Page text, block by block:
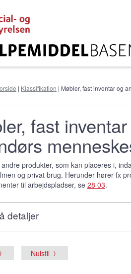
| Klassifikation | Møbler, fast inventar og
fast
produkter, som kan placeres i,
og privat brug. Herunder hører fx
til arbejdspladser, se 28 03.
detaljer
Nulstil